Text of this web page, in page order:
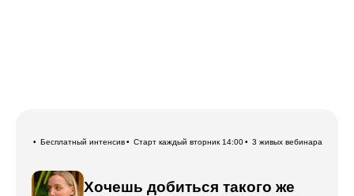
Бесплатный интенсив Старт каждый вторник 14:00 3 живых вебинара
Хочешь добиться такого же